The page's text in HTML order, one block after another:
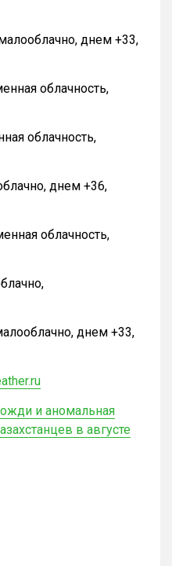
днем +33,
облачность,
облачность,
днем +36,
облачность,
днем +33,
и аномальная
в августе